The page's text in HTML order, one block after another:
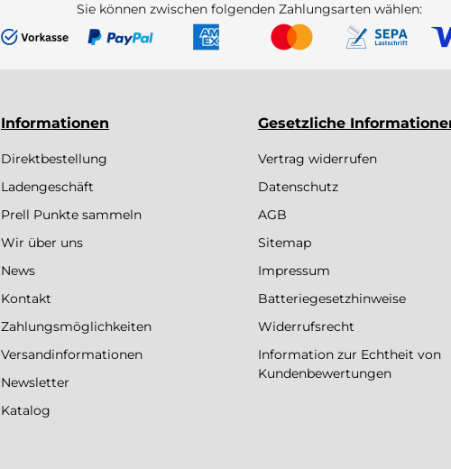
Sie können zwischen folgenden Zahlungsarten wählen:
Informationen
Direktbestellung
Ladengeschäft
Prell Punkte sammeln
Wir über uns
News
Kontakt
Zahlungsmöglichkeiten
Versandinformationen
Newsletter
Katalog
Gesetzliche
Vertrag widerrufen
Datenschutz
AGB
Sitemap
Impressum
Batteriegesetzhinweise
Widerrufsrecht
Information zur Echtheit von
Kundenbewertungen